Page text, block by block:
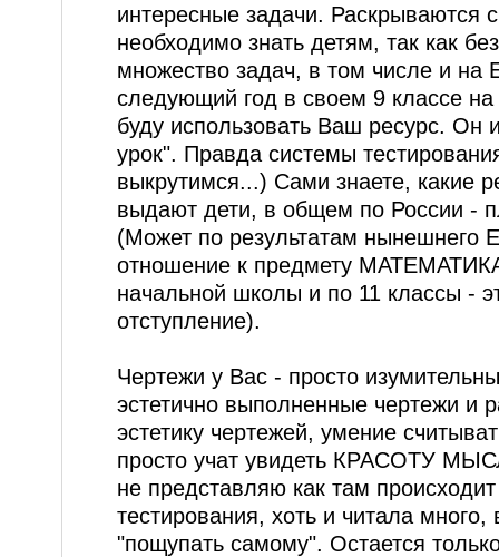
интересные задачи. Раскрываются
необходимо знать детям, так как
множество задач, в том числе и
следующий год в своем 9 классе на
буду использовать Ваш ресурс. Он
урок". Правда системы
выкрутимся...) Сами знаете, какие
выдают дети, в общем по России -
(Может по результатам нынешнего
отношение к предмету
начальной школы и по 11 классы -
отступление).
Чертежи у Вас - просто
эстетично выполненные чертежи и
эстетику чертежей, умение
просто учат увидеть КРАСОТУ
не представляю как там
тестирования, хоть и читала много,
"пощупать самому". Остается